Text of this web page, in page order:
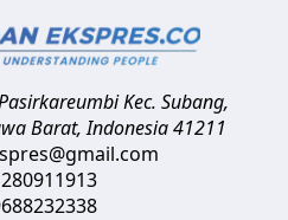
Kec. Subang,
Barat,Indonesia41211